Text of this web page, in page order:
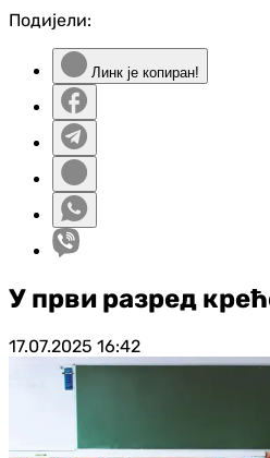
Подијели:
Линк је копиран!
У први разред
17.07.2025 16:42